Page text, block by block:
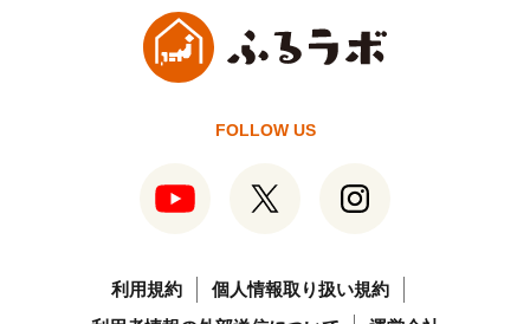
FOLLOW US
利用規約
個人情報取り扱い規約